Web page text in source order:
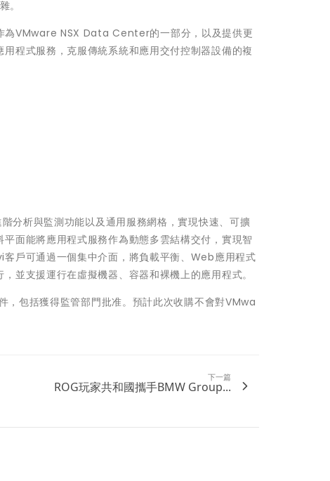
。
為VMware NSX Data Center的一部分，以及提供更
程式服務，克服傳統系統和應用交付控制器設備的複
分析與監測功能以及通用服務網格，實現快速、可擴
面能將應用程式服務作為動態多雲結構交付，實現智
戶可通過一個集中介面，將負載平衡、Web應用程式
並支援運行在虛擬機器、容器和裸機上的應用程式。
包括獲得監管部門批准。預計此次收購不會對VMwa
下一篇
ROG玩家共和國攜手BMW Group...